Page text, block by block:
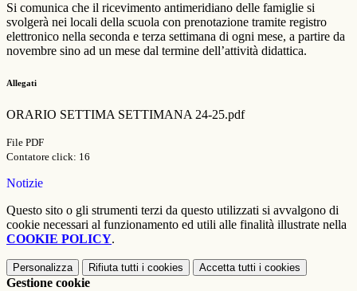
Si comunica che il ricevimento antimeridiano delle famiglie si
svolgerà nei locali della scuola con prenotazione tramite registro
elettronico nella seconda e terza settimana di ogni mese, a partire da
novembre sino ad un mese dal termine dell’attività didattica.
Allegati
ORARIO SETTIMA SETTIMANA 24-25.pdf
File PDF
Contatore click: 16
Notizie
Questo sito o gli strumenti terzi da questo utilizzati si avvalgono di
cookie necessari al funzionamento ed utili alle finalità illustrate nella
COOKIE POLICY.
Personalizza Rifiuta tutti i cookies Accetta tutti i cookies
Gestione cookie